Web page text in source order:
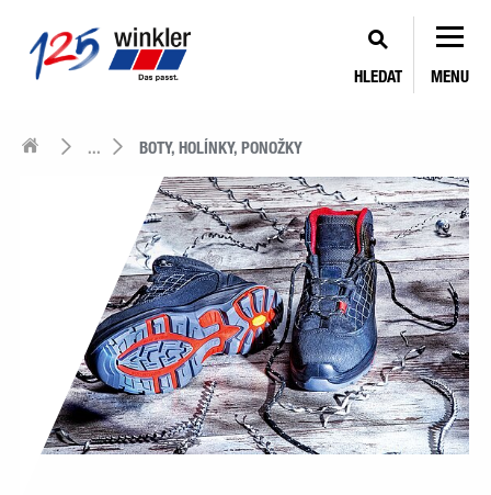
HLEDAT MENU
... BOTY, HOLÍNKY, PONOŽKY